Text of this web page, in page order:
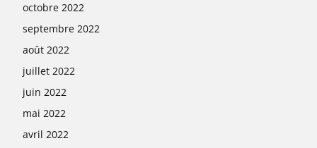
octobre 2022
septembre 2022
août 2022
juillet 2022
juin 2022
mai 2022
avril 2022